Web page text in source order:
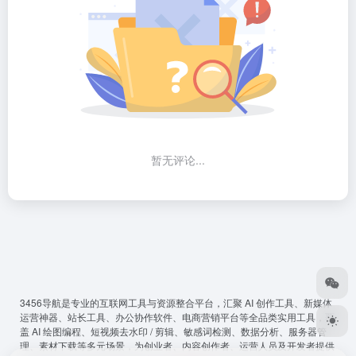
暂无评论...
3456导航是专业的互联网工具与资源整合平台，汇聚 AI 创作工具、新媒体
运营神器、站长工具、办公协作软件、电商营销平台等全品类实用工具，覆
盖 AI 绘图编程、短视频去水印 / 剪辑、敏感词检测、数据分析、服务器管
理、素材下载等多元场景，为创业者、内容创作者、运营人员及开发者提供